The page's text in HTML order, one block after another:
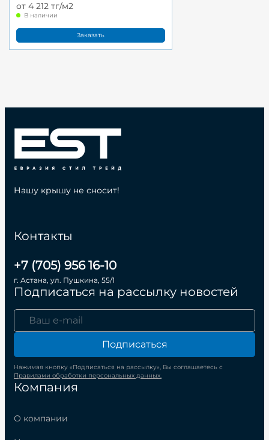
от 4 212 тг/м2
В наличии
Заказать
Компания
О компании
Контакты
+7 (705) 956 16-10
г. Астана, ул. Пушкина, 55/1
Подписаться на рассылку новостей
Подписаться
Нажимая кнопку «Подписаться на рассылку», Вы соглашаетесь с
Правилами обработки персональных данных.
Нашу крышу не сносит!